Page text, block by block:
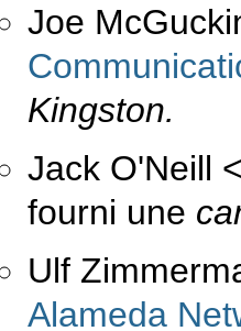
Joe
Kingston.
Jack O'Neill
fourni une
Ulf
Alameda